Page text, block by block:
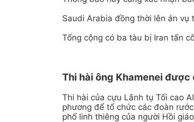
Saudi Arabia đồng thời lên án vụ
Tổng cộng có ba tàu bị Iran tấn
Thi hài ông Khamenei được
Thi hài của cựu Lãnh tụ Tối cao
phương để tổ chức các đoàn
phố linh thiêng của người Hồi